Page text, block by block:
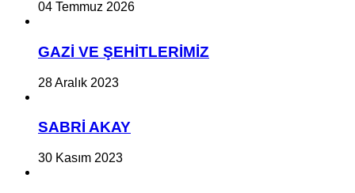
04 Temmuz 2026
GAZİ VE ŞEHİTLERİMİZ
28 Aralık 2023
SABRİ AKAY
30 Kasım 2023